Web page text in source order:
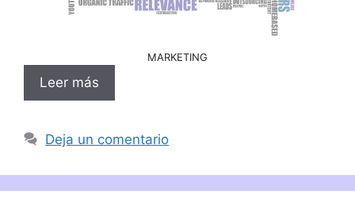
MARKETING
Leer más
Deja un comentario